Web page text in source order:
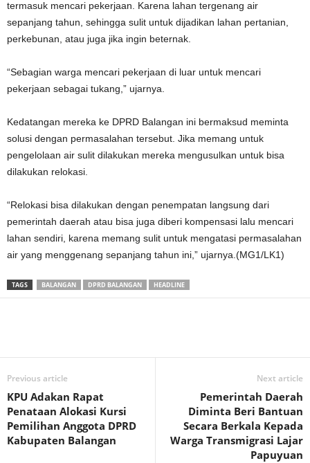
termasuk mencari pekerjaan. Karena lahan tergenang air
sepanjang tahun, sehingga sulit untuk dijadikan lahan pertanian,
perkebunan, atau juga jika ingin beternak.
“Sebagian warga mencari pekerjaan di luar untuk mencari
pekerjaan sebagai tukang,” ujarnya.
Kedatangan mereka ke DPRD Balangan ini bermaksud meminta
solusi dengan permasalahan tersebut. Jika memang untuk
pengelolaan air sulit dilakukan mereka mengusulkan untuk bisa
dilakukan relokasi.
“Relokasi bisa dilakukan dengan penempatan langsung dari
pemerintah daerah atau bisa juga diberi kompensasi lalu mencari
lahan sendiri, karena memang sulit untuk mengatasi permasalahan
air yang menggenang sepanjang tahun ini,” ujarnya.(MG1/LK1)
TAGS BALANGAN DPRD BALANGAN HEADLINE
Previous article
KPU Adakan Rapat
Penataan Alokasi Kursi
Pemilihan Anggota DPRD
Kabupaten Balangan
Next article
Pemerintah Daerah
Diminta Beri Bantuan
Secara Berkala Kepada
Warga Transmigrasi Lajar
Papuyuan